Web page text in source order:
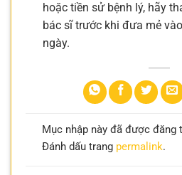
hoặc tiền sử bệnh lý, hãy
bác sĩ trước khi đưa mẻ
ngày.
Mục nhập này đã được đăng
Đánh dấu trang permalink.